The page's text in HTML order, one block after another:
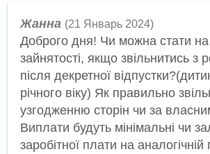
Жанна (21 Январь 2024)
Доброго дня! Чи можна стати на
зайнятості, якщо звільнитись з
після декретної
річного віку) Як правильно
узгодженню сторін чи за
Виплати будуть мінімальні чи
заробітної плати на аналогічній